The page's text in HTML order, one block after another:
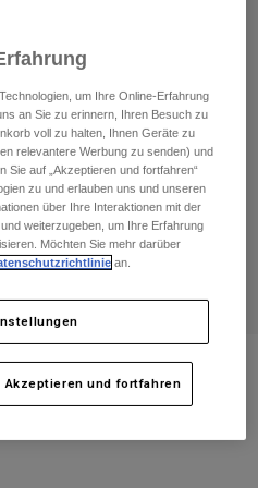
um Ihre Online-Erfahrung
an Sie zu erinnern, Ihren Besuch zu
voll zu halten, Ihnen Geräte zu
relevantere Werbung zu senden) und
auf „Akzeptieren und fortfahren“
zu und erlauben uns und unseren
über Ihre Interaktionen mit der
weiterzugeben, um Ihre Erfahrung
Möchten Sie mehr darüber
an.
Akzeptieren und fortfahren